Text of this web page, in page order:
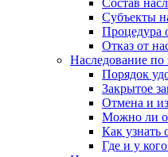
Субъекты
Процедура
Отказ от
Наследование
Порядок
Закрытое
Отмена и
Можно ли
Как узнать
Где и у